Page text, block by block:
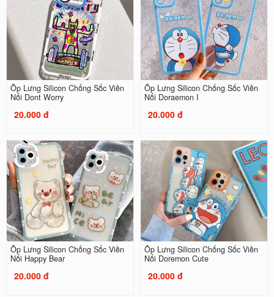
Ốp Lưng Silicon Chống Sốc Viền
Nổi Dont Worry
20.000 đ
Ốp Lưng Silicon Chống Sốc Viền
Nổi Doraemon I
20.000 đ
Ốp Lưng Silicon Chống Sốc Viền
Nổi Happy Bear
20.000 đ
Ốp Lưng Silicon Chống Sốc Viền
Nổi Doremon Cute
20.000 đ